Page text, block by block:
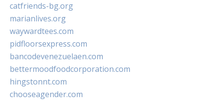
catfriends-bg.org
marianlives.org
waywardtees.com
pidfloorsexpress.com
bancodevenezuelaen.com
bettermoodfoodcorporation.com
hingstonnt.com
chooseagender.com